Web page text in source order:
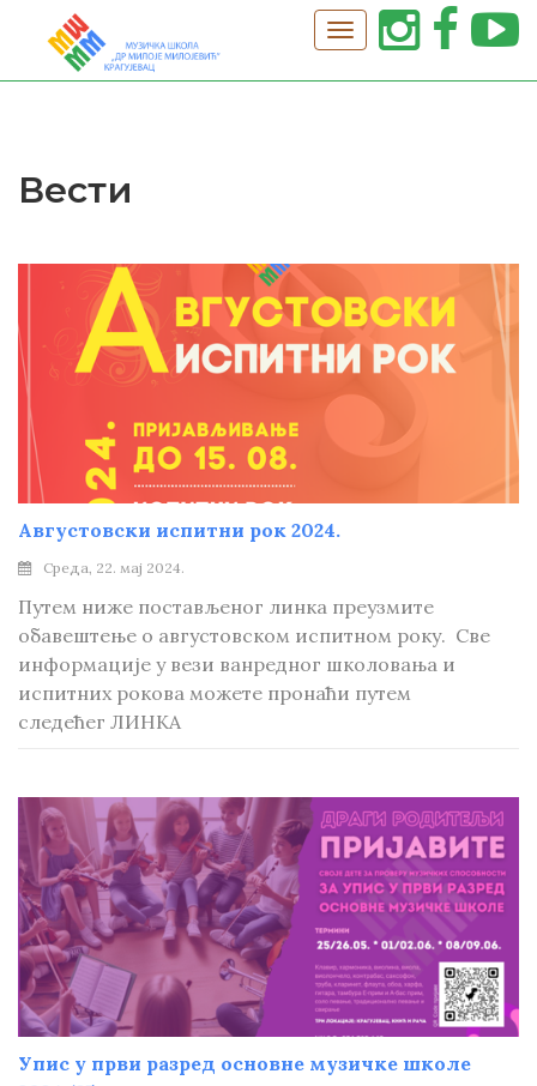
Вести
Августовски испитни рок 2024.
Среда, 22. мај 2024.
Путем ниже постављеног линка преузмите
обавештење о августовском испитном року. Све
информације у вези ванредног школовања и
испитних рокова можете пронаћи путем
следећег ЛИНКА
Упис у први разред основне музичке школе